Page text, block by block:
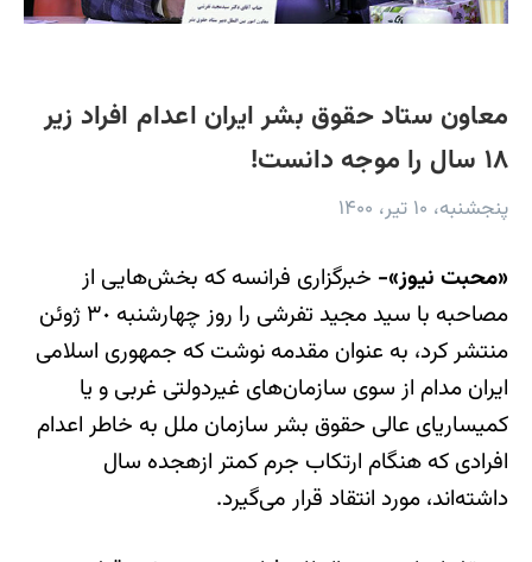
معاون ستاد حقوق بشر ایران اعدام افراد زیر
۱٨ سال را موجه دانست!
پنجشنبه، ۱۰ تیر، ۱۴۰۰
«محبت نیوز»- خبرگزاری فرانسه که بخش‌هایی از
مصاحبه با سید مجید تفرشی را روز چهارشنبه ۳٠ ژوئن
منتشر کرد، به عنوان مقدمه نوشت که جمهوری اسلامی
ایران مدام از سوی سازمان‌های غیردولتی غربی و یا
کمیساریای عالی حقوق بشر سازمان ملل به خاطر اعدام
افرادی که هنگام ارتکاب جرم کمتر ازهجده سال
داشته‌اند، مورد انتقاد قرار می‌گیرد.